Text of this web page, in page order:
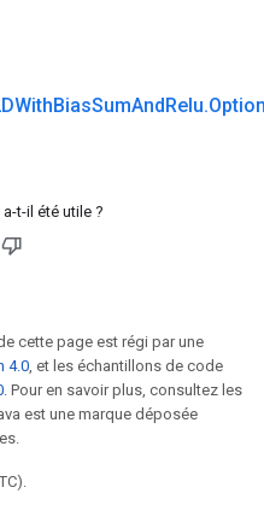
BiasSumAndRelu.
t-il été utile ?
cette page est régi par une
4.0, et les échantillons de code
. Pour en savoir plus, consultez les
est une marque déposée